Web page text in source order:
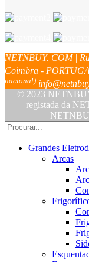
NETNBUY. COM |
Coimbra -
nacional)
© 2023
registada da
Grandes
Arcas